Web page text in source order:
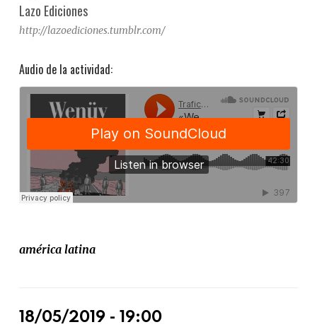
Lazo Ediciones
http://lazoediciones.tumblr.com/
Audio de la actividad:
américa latina
18/05/2019 - 19:00